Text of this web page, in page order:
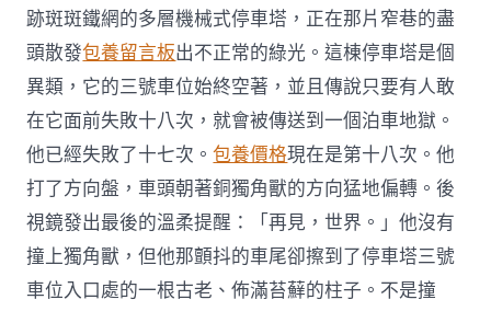
跡斑斑鐵網的多層機械式停車塔，正在那片窄巷的盡
頭散發包養留言板出不正常的綠光。這棟停車塔是個
異類，它的三號車位始終空著，並且傳說只要有人敢
在它面前失敗十八次，就會被傳送到一個泊車地獄。
他已經失敗了十七次。包養價格現在是第十八次。他
打了方向盤，車頭朝著銅獨角獸的方向猛地偏轉。後
視鏡發出最後的溫柔提醒：「再見，世界。」他沒有
撞上獨角獸，但他那顫抖的車尾卻擦到了停車塔三號
車位入口處的一根古老、佈滿苔蘚的柱子。不是撞